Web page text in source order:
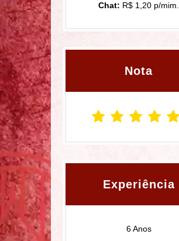
Chat: R$ 1,20 p/mim.
Nota
Experiência
6 Anos